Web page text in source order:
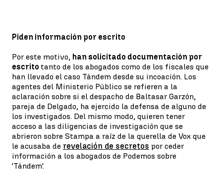
Piden información por escrito
Por este motivo, han solicitado documentación por
escrito tanto de los abogados como de los fiscales que
han llevado el caso Tándem desde su incoación. Los
agentes del Ministerio Público se refieren a la
aclaración sobre si el despacho de Baltasar Garzón,
pareja de Delgado, ha ejercido la defensa de alguno de
los investigados. Del mismo modo, quieren tener
acceso a las diligencias de investigación que se
abrieron sobre Stampa a raíz de la querella de Vox que
le acusaba de revelación de secretos por ceder
información a los abogados de Podemos sobre
'Tándem'.